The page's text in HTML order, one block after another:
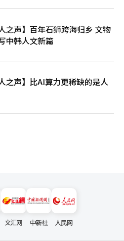
。 韩国的困境则更加深重。韩国
一，但同时在美国安全同盟与中国
三星电子和SK海力士必须遵循美
放弃中国的生产基地和市场。 最
基地，更要在AI时代成为核心技术
结构，拓展在AI半导体设计、软
域的竞争力。同时，也需要具备不
略外交敏感性。 2026年北京会谈
的中心轴线已从关税转向AI与半导
※ 本报道经人工智能（AI）系统
之声】百年石狮跨海归乡 文物
中韩人文新篇
之声】比AI算力更稀缺的是人
文汇网 中新社 人民网